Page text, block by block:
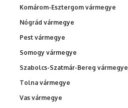
Komárom-Esztergom vármegye
Nógrád vármegye
Pest vármegye
Somogy vármegye
Szabolcs-Szatmár-Bereg vármegye
Tolna vármegye
Vas vármegye